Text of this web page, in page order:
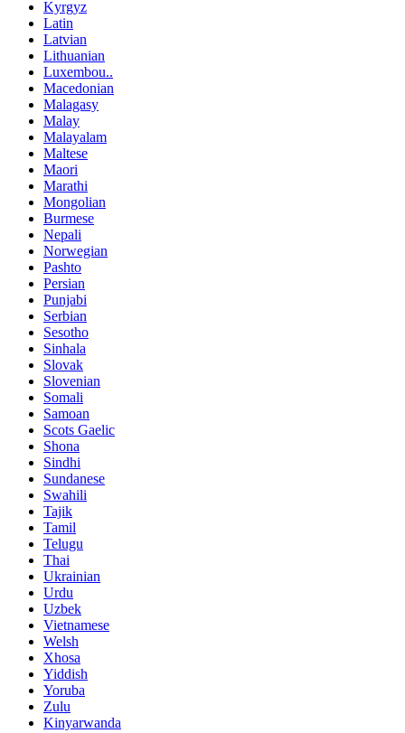
Kyrgyz
Latin
Latvian
Lithuanian
Luxembou..
Macedonian
Malagasy
Malay
Malayalam
Maltese
Maori
Marathi
Mongolian
Burmese
Nepali
Norwegian
Pashto
Persian
Punjabi
Serbian
Sesotho
Sinhala
Slovak
Slovenian
Somali
Samoan
Scots Gaelic
Shona
Sindhi
Sundanese
Swahili
Tajik
Tamil
Telugu
Thai
Ukrainian
Urdu
Uzbek
Vietnamese
Welsh
Xhosa
Yiddish
Yoruba
Zulu
Kinyarwanda